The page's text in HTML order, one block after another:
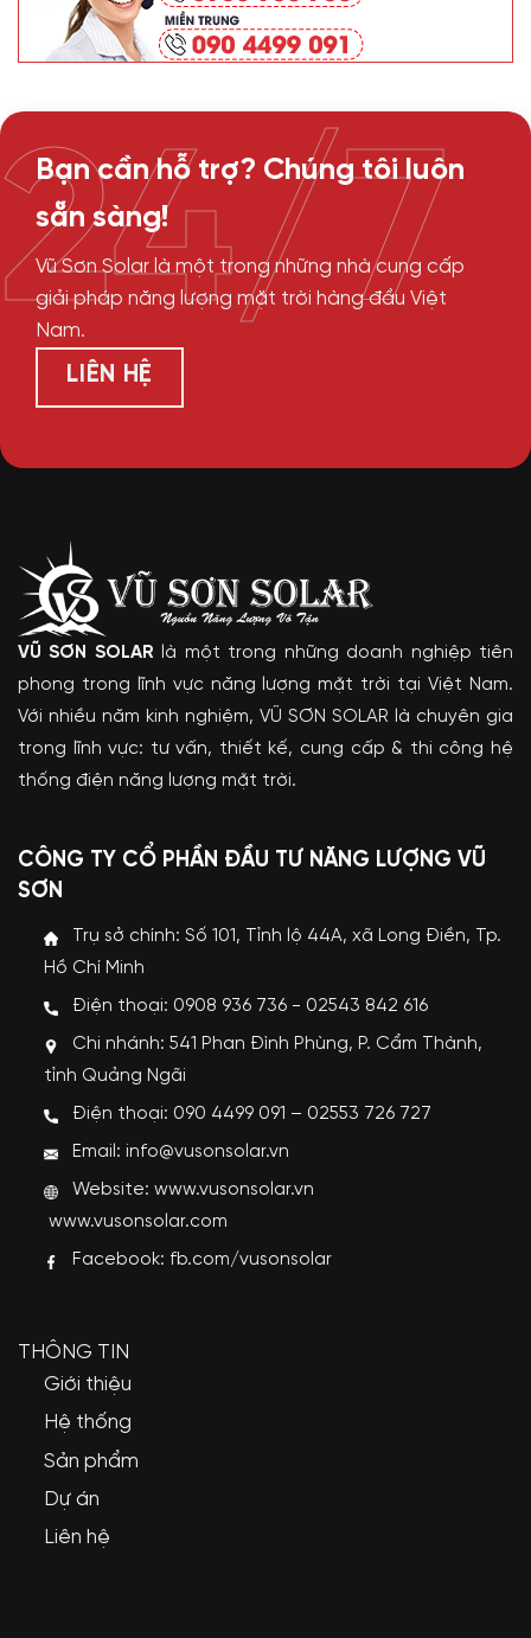
Bạn cần hỗ trợ? Chúng tôi luôn
sẵn sàng!
Vũ Sơn Solar là một trong những nhà cung cấp
giải pháp năng lượng mặt trời hàng đầu Việt
Nam.
LIÊN HỆ
24/7
VŨ SƠN SOLAR là một trong những doanh nghiệp tiên
phong trong lĩnh vực năng lượng mặt trời tại Việt Nam.
Với nhiều năm kinh nghiệm, VŨ SƠN SOLAR là chuyên gia
trong lĩnh vực: tư vấn, thiết kế, cung cấp & thi công hệ
thống điện năng lượng mặt trời.
CÔNG TY CỔ PHẦN ĐẦU TƯ NĂNG LƯỢNG VŨ
SƠN
Trụ sở chính: Số 101, Tỉnh lộ 44A, xã Long Điền, Tp.
Hồ Chí Minh
Điện thoại: 0908 936 736 - 02543 842 616
Chi nhánh: 541 Phan Đình Phùng, P. Cẩm Thành,
tỉnh Quảng Ngãi
Điện thoại: 090 4499 091 – 02553 726 727
Email: info@vusonsolar.vn
Website:www.vusonsolar.vn
www.vusonsolar.com
Facebook: fb.com/vusonsolar
THÔNG TIN
Giới thiệu
Hệ thống
Sản phẩm
Dự án
Liên hệ